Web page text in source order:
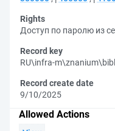
Rights
Доступ по паролю из
Record key
RU\infra-
Record create date
9/10/2025
Allowed Actions